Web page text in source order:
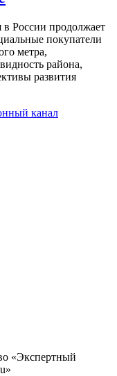
России продолжает
покупатели
метра,
района,
развития
канал
«Экспертный